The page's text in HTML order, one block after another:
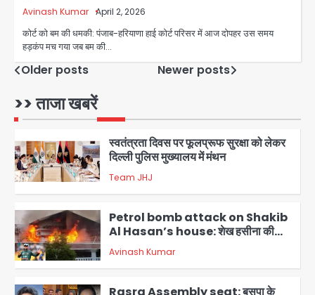
Avinash Kumar April 2, 2026
कोर्ट को बम की धमकी: पंजाब-हरियाणा हाई कोर्ट परिसर में आज दोपहर उस समय
हड़कंप मच गया जब बम की…
Posts
navigation
Older posts Newer posts
>> ताजा खबरें
करने वाले 11 बांग्लादेशी नागरिक सेंट्रल जिला
पुलिस के हत्थे चढ़े
Team JHJ
2
स्वतंत्रता दिवस पर फूलप्रूफ सुरक्षा को लेकर
3
Petrol bomb attack on Shakib
Al Hasan’s house: शेख हसीना की
वर्चुअल प्रेस कॉन्फ्रेंस में जुड़ने पर भड़का
गुस्सा, शाकिब अल हसन के मगुरा स्थित घर पर
Avinash Kumar
4
Rasra Assembly seat: बसपा के
इकलौते विधायक उमाशंकर सिंह का निधन, दो
साल से कैंसर से जूझ रहे थे
Avinash Kumar